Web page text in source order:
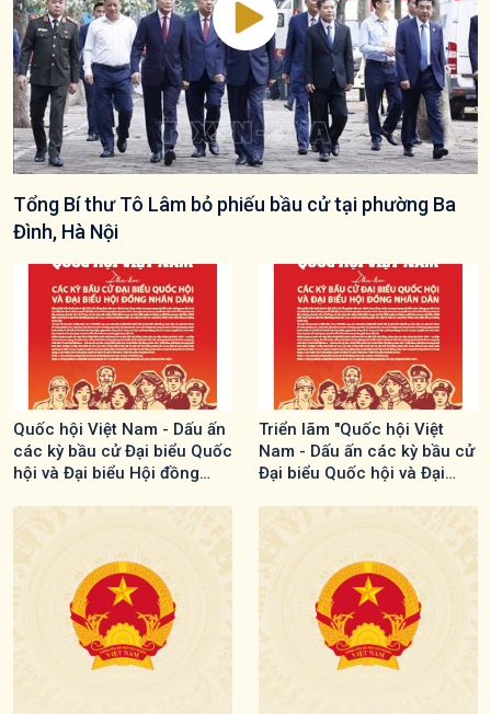
Tổng Bí thư Tô Lâm bỏ phiếu bầu cử tại phường Ba
Đình, Hà Nội
Quốc hội Việt Nam - Dấu ấn
các kỳ bầu cử Đại biểu Quốc
hội và Đại biểu Hội đồng
Triển lãm "Quốc hội Việt
Nam - Dấu ấn các kỳ bầu cử
Đại biểu Quốc hội và Đại